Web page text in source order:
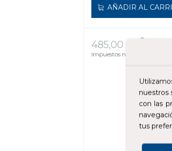
nuestros
con las
tus
AÑADIR AL
485,00 €
Impuestos no incluidos.